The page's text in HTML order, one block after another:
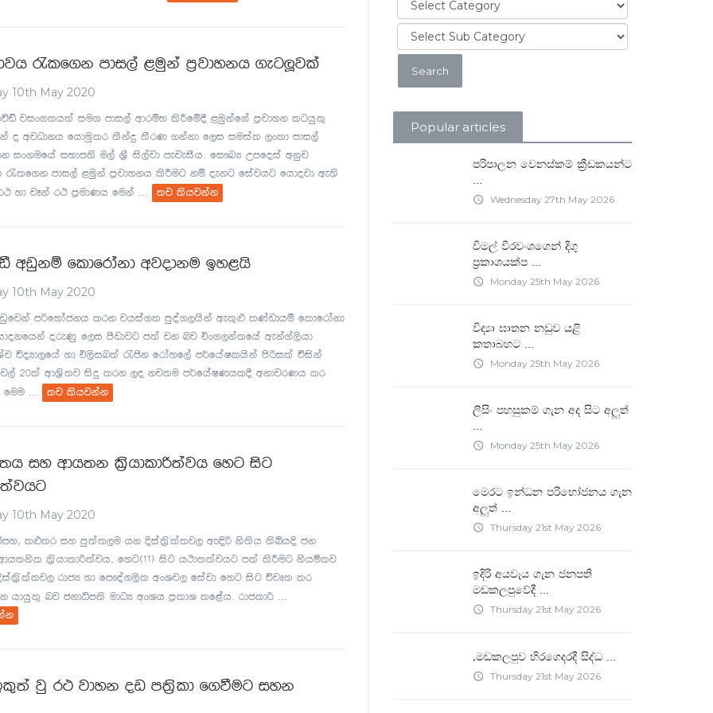
/lf.k mdi,a <uqka m%jdykh .egÆjla
10th May 2020
jix.;h;a iu. mdi,a wdrïN lsÍfï§ <uqkaf.a m%jdyk lghq;=
o wjOdkh fhduqlr ;Skaÿ ;SrK .kakd f,i iuia; ,xld mdi,a
ix.ufha iNdm;s u,a Y%S is,ajd mejeiSh' fi!LH Wmfoia wkqj
/lf.k mdi,a <uqka m%jdykh lsÍug kï oekg fiajhg fhdojd we;s
yd jEka r: m%udKh fuka
;j lshjkak
wvqkï fldfrdakd wjodku by<hs
10th May 2020
mßfNdackh lrk jhia.; mqoa.,hska we;=¿ lKavdhï fldfrdakd
oreKq f,i mSvdjg m;a jk nj tx.,ka;fha weka.a,shd
úoHd,fha yd t,sin;a /ðk frdayf,a m¾fhaIlhska msßila ùiska
rgj,a 20la wdY%s;j isÿ lrk ,o kj;u m¾fhaIKhl§ wkdjrKh lr
;j lshjkak
iy wdh;k l%shdldß;ajh fyg isg
10th May 2020
l¿;r iy mq;a;,u hk Èia;%slalj, we¢ß ks;sh ;sìhÈ ck
l%shdldß;ajh" fyg^11& isg h:d;;ajhg m;a lsÍug kshñ;j
rdcH yd fm!oa.,sl wxYj, fiajd fyg isg újD; lr
nj ckdêm;s udOH wxYh m%ldY lf<ah' rdcldß
jq r: jdyk ov m;%sld f.ùug iyk
Popular articles
පරිපාලන වෙනස්කම් ක්‍රීඩකයන්ට
access_time Wednesday 27th May 2026
විමල් වීරවංශගෙන් දිගු
ප්‍රකාශයක්ප
access_time Monday 25th May 2026
විද්‍යා ඝාතන නඩුව යළි
කතාබහට
access_time Monday 25th May 2026
ලීසිං පහසුකම් ගැන අද සිට අලුත්
access_time Monday 25th May 2026
මෙරට ඉන්ධන පරිභෝජනය ගැන
අලුත්
access_time Thursday 21st May 2026
ඉදිරි අයවැය ගැන ජනපති
මඩකලපුවේදී
access_time Thursday 21st May 2026
"මඩකලපුව හිරගෙදරදී සිද්ධ
access_time Thursday 21st May 2026